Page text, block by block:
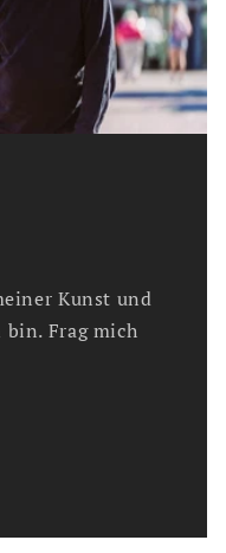
Kunst und
bin. Frag mich